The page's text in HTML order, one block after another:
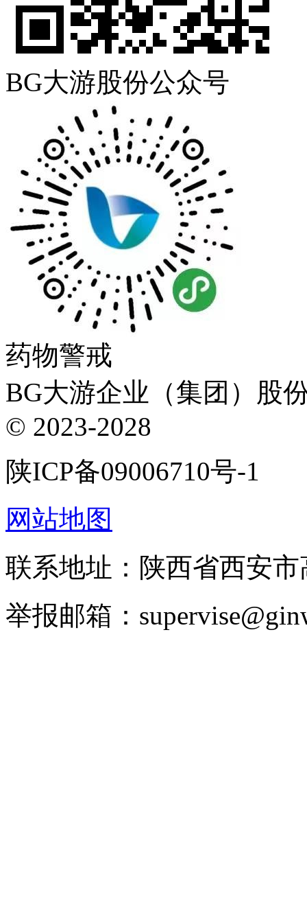
BG大游股份公众号
药物警戒
BG大游企业（集团）股
© 2023-2028
陕ICP备09006710号-1
网站地图
联系地址：陕西省西安
举报邮箱：